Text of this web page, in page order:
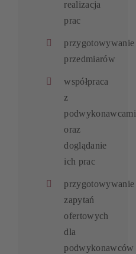
realizacja
prac
przygotowywanie
przedmiarów
współpraca
z
podwykonawcami
oraz
doglądanie
ich prac
przygotowywanie
zapytań
ofertowych
dla
podwykonawców